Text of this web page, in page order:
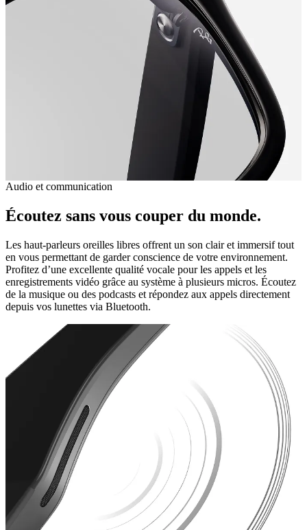
Audio et communication
Écoutez sans vous couper du monde.
Les haut-parleurs oreilles libres offrent un son clair et immersif tout
en vous permettant de garder conscience de votre environnement.
Profitez d’une excellente qualité vocale pour les appels et les
enregistrements vidéo grâce au système à plusieurs micros. Écoutez
de la musique ou des podcasts et répondez aux appels directement
depuis vos lunettes via Bluetooth.